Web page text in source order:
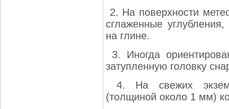
2. На поверхности
сглаженные
на глине.
3. Иногда
затупленную головку
4. На свежих
(толщиной около 1 мм)